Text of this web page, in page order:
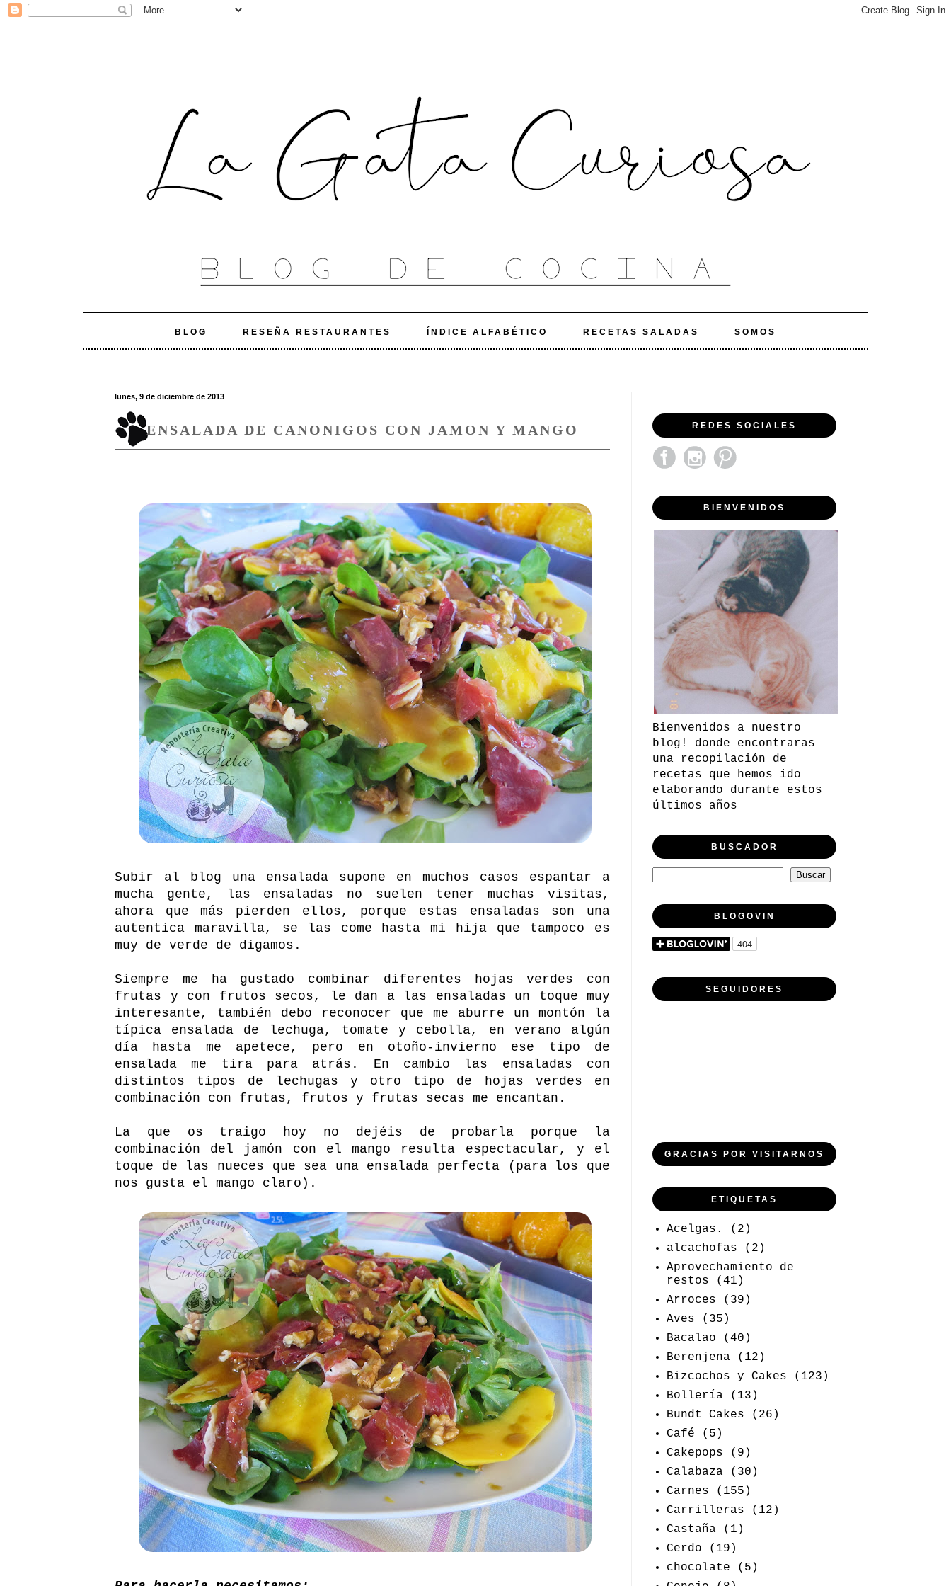
BLOG RESEÑA RESTAURANTES ÍNDICE ALFABÉTICO RECETAS SALADAS SOMOS
lunes, 9 de diciembre de 2013
ENSALADA DE CANONIGOS CON JAMON Y MANGO
Subir al blog una ensalada supone en muchos casos espantar a
mucha gente, las ensaladas no suelen tener muchas visitas,
ahora que más pierden ellos, porque estas ensaladas son una
autentica maravilla, se las come hasta mi hija que tampoco es
muy de verde de digamos.
Siempre me ha gustado combinar diferentes hojas verdes con
frutas y con frutos secos, le dan a las ensaladas un toque muy
interesante, también debo reconocer que me aburre un montón la
típica ensalada de lechuga, tomate y cebolla, en verano algún
día hasta me apetece, pero en otoño-invierno ese tipo de
ensalada me tira para atrás. En cambio las ensaladas con
distintos tipos de lechugas y otro tipo de hojas verdes en
combinación con frutas, frutos y frutas secas me encantan.
La que os traigo hoy no dejéis de probarla porque la
combinación del jamón con el mango resulta espectacular, y el
toque de las nueces que sea una ensalada perfecta (para los que
nos gusta el mango claro).
REDES SOCIALES
BIENVENIDOS
Bienvenidos a nuestro
blog! donde encontraras
una recopilación de
recetas que hemos ido
elaborando durante estos
últimos años
BUSCADOR
BLOGOVIN
SEGUIDORES
GRACIAS POR VISITARNOS
ETIQUETAS
Acelgas.
(2)
alcachofas
(2)
Aprovechamiento de
restos
(41)
Arroces
(39)
Aves
(35)
Bacalao
(40)
Berenjena
(12)
Bizcochos y Cakes
(123)
Bollería
(13)
Bundt Cakes
(26)
Café
(5)
Cakepops
(9)
Calabaza
(30)
Carnes
(155)
Carrilleras
(12)
Castaña
(1)
Cerdo
(19)
chocolate
(5)